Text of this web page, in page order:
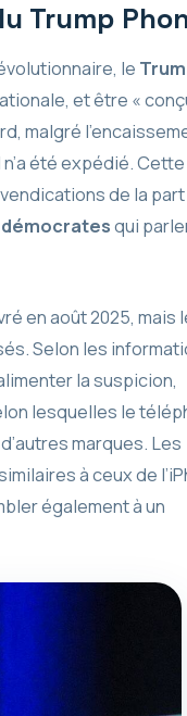
Trump
le
et être «
malgré
été expédié. Cette
de la
démocratesqui
en août 2025, mais
Selon les
la suspicion,
lesquelles le
marques. Les
à ceux de
également à un